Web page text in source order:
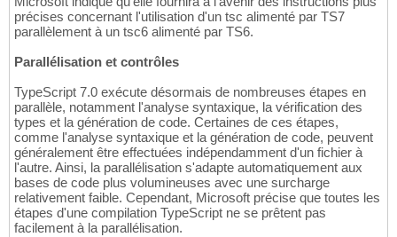
précises concernant l'utilisation d'un tsc alimenté par TS7
parallèlement à un tsc6 alimenté par TS6.
Parallélisation et contrôles
TypeScript 7.0 exécute désormais de nombreuses étapes en
parallèle, notamment l'analyse syntaxique, la vérification des
types et la génération de code. Certaines de ces étapes,
comme l'analyse syntaxique et la génération de code, peuvent
généralement être effectuées indépendamment d'un fichier à
l'autre. Ainsi, la parallélisation s'adapte automatiquement aux
bases de code plus volumineuses avec une surcharge
relativement faible. Cependant, Microsoft précise que toutes les
étapes d'une compilation TypeScript ne se prêtent pas
facilement à la parallélisation.